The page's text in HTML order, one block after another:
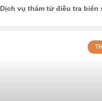
Dịch vụ thám tử điều tra biển